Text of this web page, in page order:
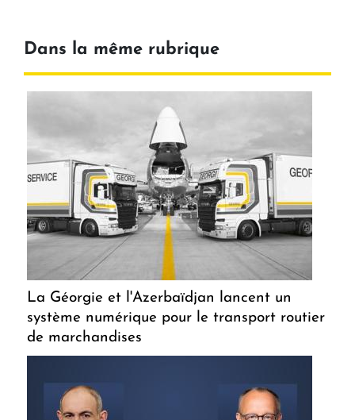
Dans la même rubrique
La Géorgie et l'Azerbaïdjan lancent un
système numérique pour le transport routier
de marchandises